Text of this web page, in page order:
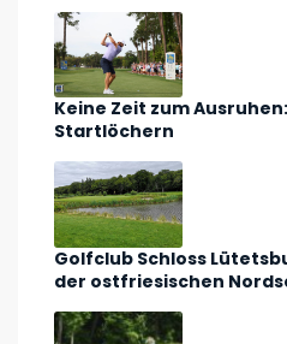
Keine Zeit zum
Startlöchern
Golfclub Schloss
der ostfriesischen